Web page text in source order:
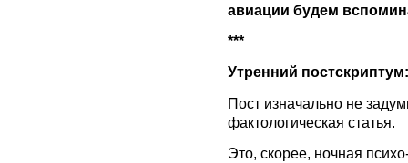
авиации будем
***
Утренний постскриптум:
Пост изначально не
фактологическая статья.
Это, скорее, ночная